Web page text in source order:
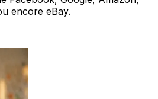
encore eBay.